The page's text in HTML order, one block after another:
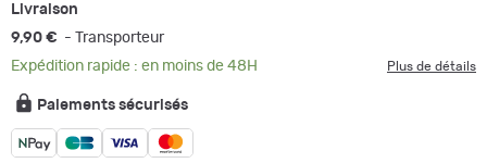
Livraison
9,90 € - Transporteur
Expédition rapide : en moins de 48H
Plus de détails
Paiements sécurisés